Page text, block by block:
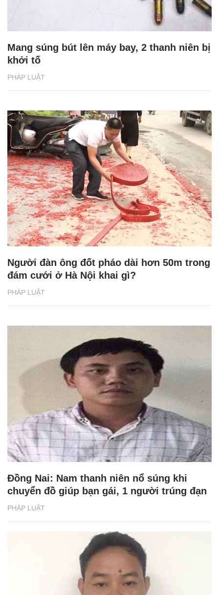
PHÁP LUẬT
Mang súng bút lên máy bay, 2 thanh niên bị
khởi tố
PHÁP LUẬT
Người đàn ông đốt pháo dài hơn 50m trong
đám cưới ở Hà Nội khai gì?
PHÁP LUẬT
Đồng Nai: Nam thanh niên nổ súng khi
chuyển đồ giúp bạn gái, 1 người trúng đạn